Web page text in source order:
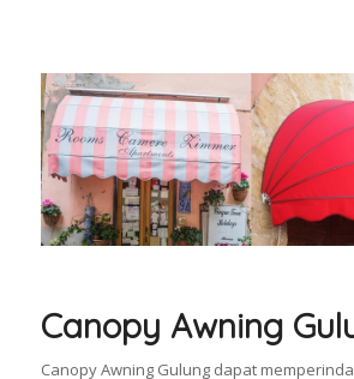
Canopy Awning
Canopy Awning Gulung dapat